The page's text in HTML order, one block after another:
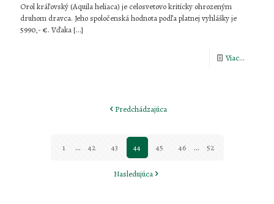
Orol kráľovský (Aquila heliaca) je celosvetovo kriticky ohrozeným
druhom dravca. Jeho spoločenská hodnota podľa platnej vyhlášky je
5990,- €. Vďaka […]
Viac...
Predchádzajúca
1 ... 42 43 44 45 46 ... 52
Nasledujúca